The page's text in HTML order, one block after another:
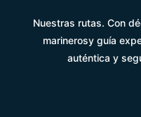
Nuestras rutas. Con
marinerosy guía
auténtica y